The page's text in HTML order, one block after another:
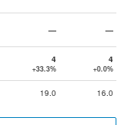
— —
4
+33.3%
4
+0.0%
19.0 16.0